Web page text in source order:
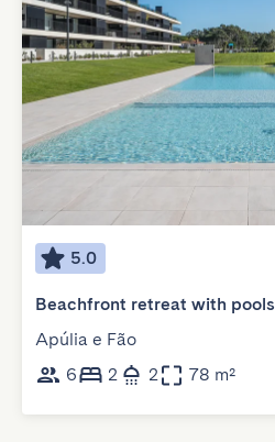
5.0
Beachfront retreat with pools
Apúlia e Fão
6
2 2 78 m²